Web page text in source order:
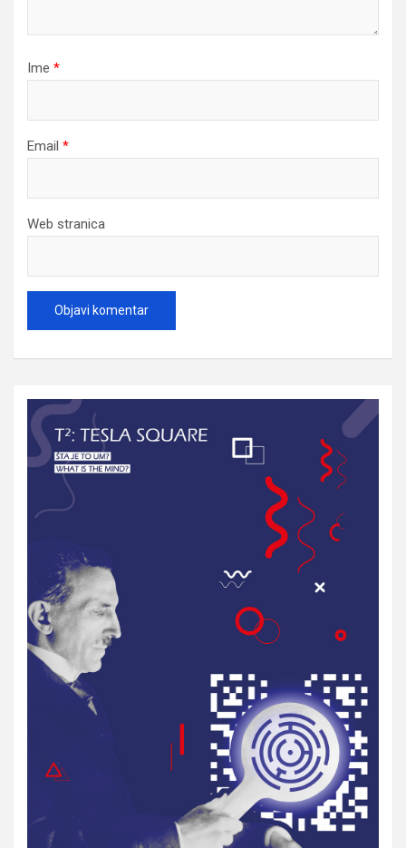
Ime *
Email *
Web stranica